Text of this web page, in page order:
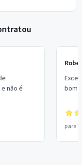
não é
bom
para